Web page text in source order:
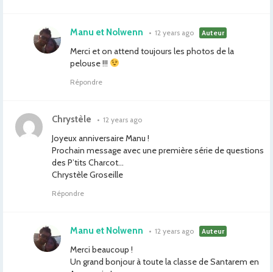
Manu et Nolwenn • 12 years ago Auteur
Merci et on attend toujours les photos de la
pelouse !!!
Répondre
Chrystèle • 12 years ago
Joyeux anniversaire Manu !
Prochain message avec une première série de questions
des P’tits Charcot…
Chrystèle Groseille
Répondre
Manu et Nolwenn • 12 years ago Auteur
Merci beaucoup !
Un grand bonjour à toute la classe de Santarem en